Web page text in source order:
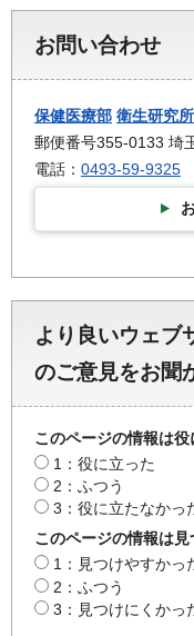
お問い合わせ
保健医療部 衛生研究所
郵便番号355-0133 埼
電話： 0493-59-9325
より良いウェブ
のご意見をお聞
このページの情報は役
1：役に立った
2：ふつう
3：役に立たなかっ
このページの情報は
1：見つけやすかっ
2：ふつう
3：見つけにくかっ